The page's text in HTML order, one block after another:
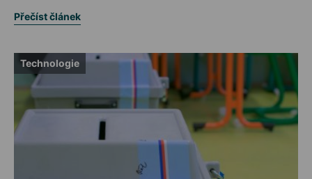
Přečíst článek
Technologie